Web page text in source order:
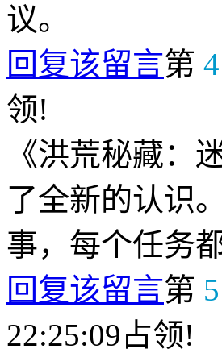
议。
回复该留言第 4
领!
《洪荒秘藏：
了全新的认识
事，每个任务
回复该留言第 5
22:25:09占领!